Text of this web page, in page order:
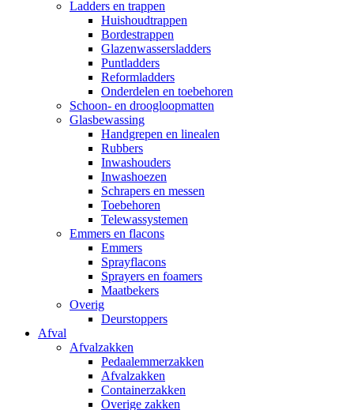
Ladders en trappen
Huishoudtrappen
Bordestrappen
Glazenwassersladders
Puntladders
Reformladders
Onderdelen en toebehoren
Schoon- en droogloopmatten
Glasbewassing
Handgrepen en linealen
Rubbers
Inwashouders
Inwashoezen
Schrapers en messen
Toebehoren
Telewassystemen
Emmers en flacons
Emmers
Sprayflacons
Sprayers en foamers
Maatbekers
Overig
Deurstoppers
Afval
Afvalzakken
Pedaalemmerzakken
Afvalzakken
Containerzakken
Overige zakken